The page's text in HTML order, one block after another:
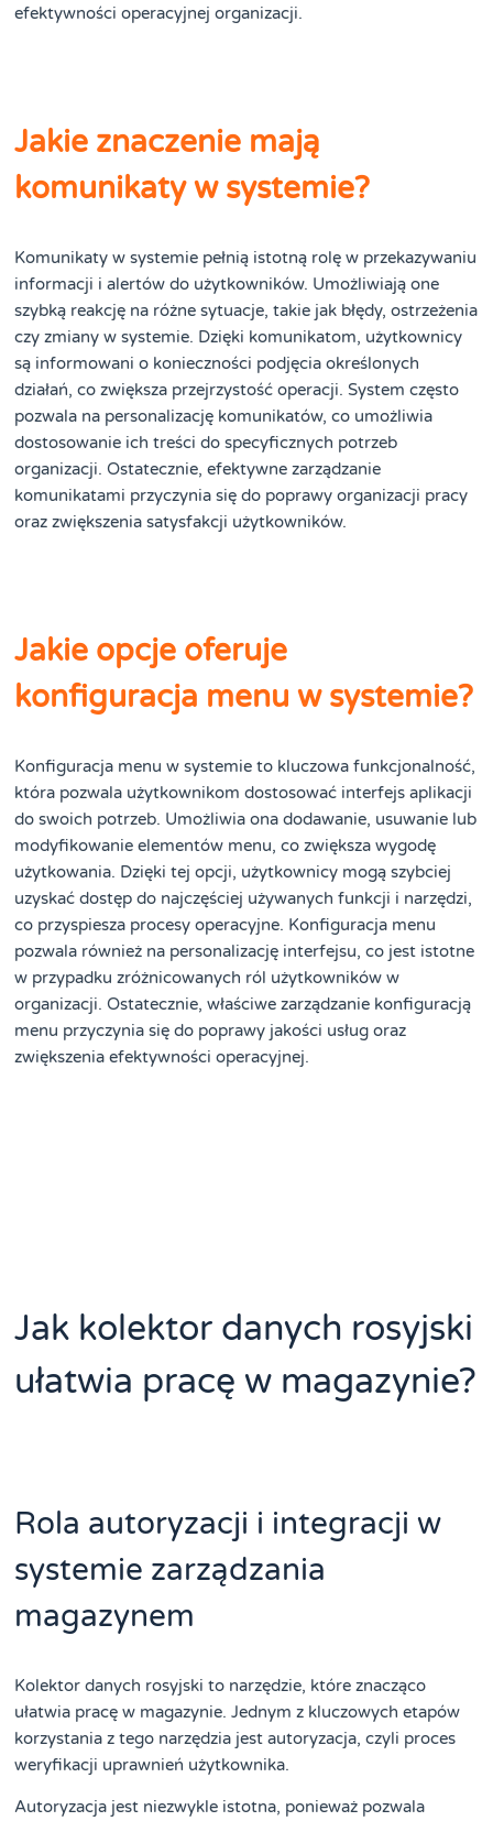
efektywności operacyjnej organizacji.
Jakie znaczenie mają
komunikaty w systemie?
Komunikaty w systemie pełnią istotną rolę w przekazywaniu
informacji i alertów do użytkowników. Umożliwiają one
szybką reakcję na różne sytuacje, takie jak błędy, ostrzeżenia
czy zmiany w systemie. Dzięki komunikatom, użytkownicy
są informowani o konieczności podjęcia określonych
działań, co zwiększa przejrzystość operacji. System często
pozwala na personalizację komunikatów, co umożliwia
dostosowanie ich treści do specyficznych potrzeb
organizacji. Ostatecznie, efektywne zarządzanie
komunikatami przyczynia się do poprawy organizacji pracy
oraz zwiększenia satysfakcji użytkowników.
Jakie opcje oferuje
konfiguracja menu w systemie?
Konfiguracja menu w systemie to kluczowa funkcjonalność,
która pozwala użytkownikom dostosować interfejs aplikacji
do swoich potrzeb. Umożliwia ona dodawanie, usuwanie lub
modyfikowanie elementów menu, co zwiększa wygodę
użytkowania. Dzięki tej opcji, użytkownicy mogą szybciej
uzyskać dostęp do najczęściej używanych funkcji i narzędzi,
co przyspiesza procesy operacyjne. Konfiguracja menu
pozwala również na personalizację interfejsu, co jest istotne
w przypadku zróżnicowanych ról użytkowników w
organizacji. Ostatecznie, właściwe zarządzanie konfiguracją
menu przyczynia się do poprawy jakości usług oraz
zwiększenia efektywności operacyjnej.
Jak kolektor danych rosyjski
ułatwia pracę w magazynie?
Rola autoryzacji i integracji w
systemie zarządzania
magazynem
Kolektor danych rosyjski to narzędzie, które znacząco
ułatwia pracę w magazynie. Jednym z kluczowych etapów
korzystania z tego narzędzia jest autoryzacja, czyli proces
weryfikacji uprawnień użytkownika.
Autoryzacja jest niezwykle istotna, ponieważ pozwala